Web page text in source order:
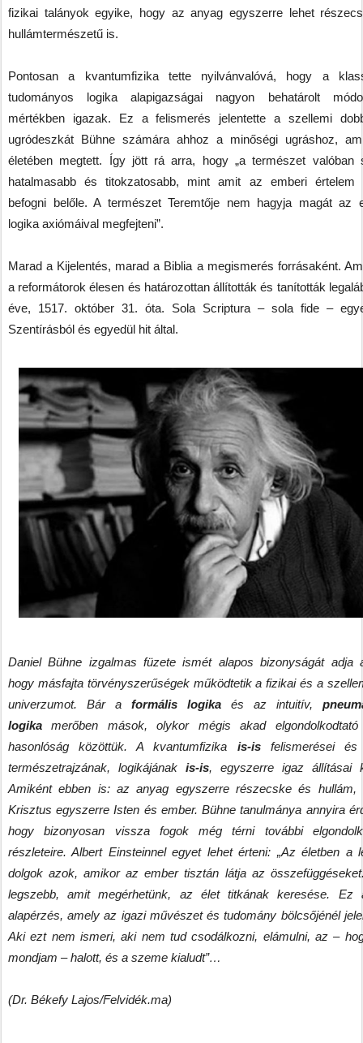
fizikai talányok egyike, hogy az anyag egyszerre lehet
hullámtermészetű is.
Pontosan a kvantumfizika tette nyilvánvalóvá, hogy a
tudományos logika alapigazságai nagyon behatárolt
mértékben igazak. Ez a felismerés jelentette a szellemi
ugródeszkát Bühne számára ahhoz a minőségi ugráshoz,
életében megtett. Így jött rá arra, hogy „a természet valóban
hatalmasabb és titokzatosabb, mint amit az emberi értelem
befogni belőle. A természet Teremtője nem hagyja magát az
logika axiómáival megfejteni”.
Marad a Kijelentés, marad a Biblia a megismerés forrásaként.
a reformátorok élesen és határozottan állították és tanították
éve, 1517. október 31. óta. Sola Scriptura – sola fide –
Szentírásból és egyedül hit által.
Daniel Bühne izgalmas füzete ismét alapos bizonyságát adja
hogy másfajta törvényszerűségek működtetik a fizikai és a
univerzumot. Bár a formális logika és az intuitív,
logika merőben mások, olykor mégis akad elgondolkodtató
hasonlóság közöttük. A kvantumfizika is-isfelismerései
természetrajzának, logikájának is-is, egyszerre igaz állításai
Amiként ebben is: az anyag egyszerre részecske és hullám,
Krisztus egyszerre Isten és ember. Bühne tanulmánya annyira
hogy bizonyosan vissza fogok még térni további
részleteire. Albert Einsteinnel egyet lehet érteni: „Az életben a
dolgok azok, amikor az ember tisztán látja az
legszebb, amit megérhetünk, az élet titkának keresése. Ez
alapérzés, amely az igazi művészet és tudomány bölcsőjénél
Aki ezt nem ismeri, aki nem tud csodálkozni, elámulni, az –
mondjam – halott, és a szeme kialudt”…
(Dr. Békefy Lajos/Felvidék.ma)